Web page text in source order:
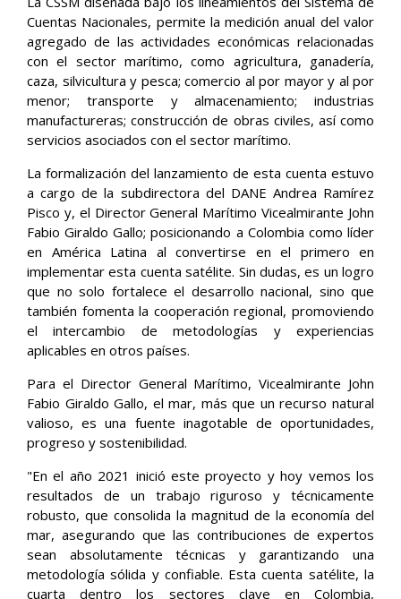
Cuentas Nacionales, permite la medición anual del valor
agregado de las actividades económicas relacionadas
con el sector marítimo, como agricultura, ganadería,
caza, silvicultura y pesca; comercio al por mayor y al por
menor; transporte y almacenamiento; industrias
manufactureras; construcción de obras civiles, así como
servicios asociados con el sector marítimo.
La formalización del lanzamiento de esta cuenta estuvo
a cargo de la subdirectora del DANE Andrea Ramírez
Pisco y, el Director General Marítimo Vicealmirante John
Fabio Giraldo Gallo; posicionando a Colombia como líder
en América Latina al convertirse en el primero en
implementar esta cuenta satélite. Sin dudas, es un logro
que no solo fortalece el desarrollo nacional, sino que
también fomenta la cooperación regional, promoviendo
el intercambio de metodologías y experiencias
aplicables en otros países.
Para el Director General Marítimo, Vicealmirante John
Fabio Giraldo Gallo, el mar, más que un recurso natural
valioso, es una fuente inagotable de oportunidades,
progreso y sostenibilidad.
"En el año 2021 inició este proyecto y hoy vemos los
resultados de un trabajo riguroso y técnicamente
robusto, que consolida la magnitud de la economía del
mar, asegurando que las contribuciones de expertos
sean absolutamente técnicas y garantizando una
metodología sólida y confiable. Esta cuenta satélite, la
cuarta dentro los sectores clave en Colombia,